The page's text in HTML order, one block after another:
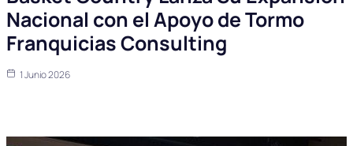
Nacional con el Apoyo de Tormo
Franquicias Consulting
1 Junio 2026